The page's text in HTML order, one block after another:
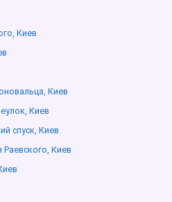
Киев
Киев
Киев
спуск, Киев
Киев